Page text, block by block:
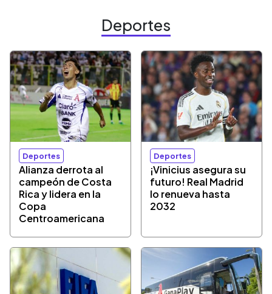
Deportes
Deportes
Alianza derrota al
campeón de Costa
Rica y lidera en la
Copa
Centroamericana
Deportes
¡Vinicius asegura su
futuro! Real Madrid
lo renueva hasta
2032